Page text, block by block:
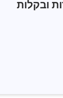
ובקלות